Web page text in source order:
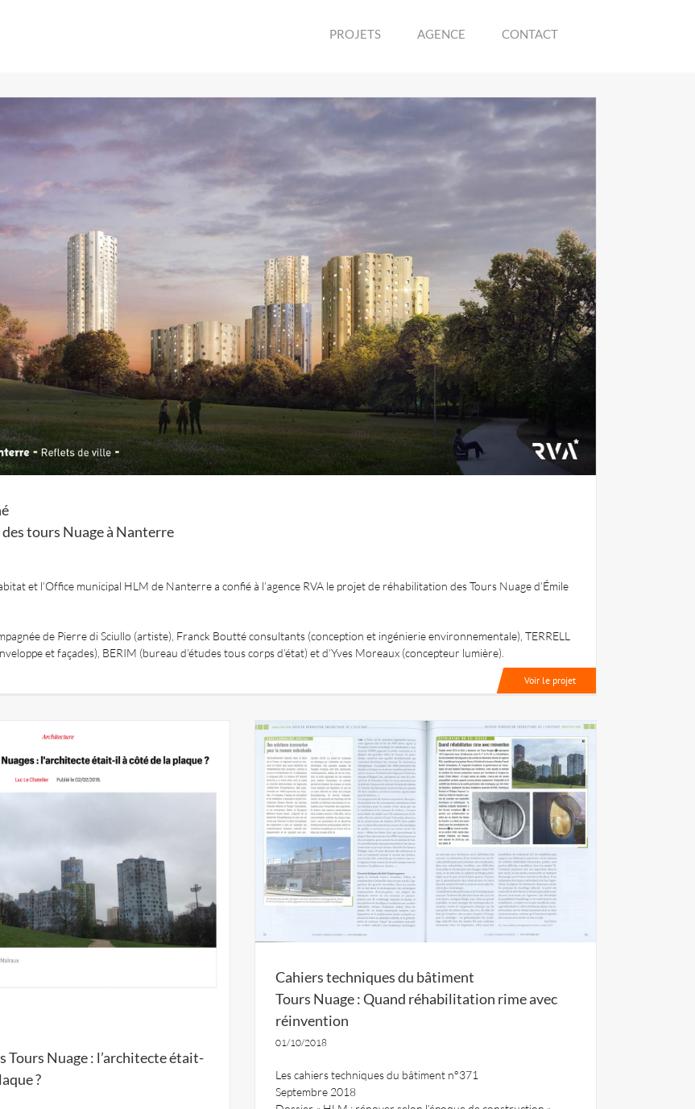
PROJETS AGENCE CONTACT
tours Nuage à Nanterre
et l’Office municipal HLM de Nanterre a confié à l’agence RVA le projet de réhabilitation des Tours Nuage d’Émile
de Pierre di Sciullo (artiste), Franck Boutté consultants (conception et ingénierie environnementale), TERRELL
et façades), BERIM (bureau d’études tous corps d’état) et d’Yves Moreaux (concepteur lumière).
Voir le projet
Tours Nuage : l’architecte était-
?
Cahiers techniques du bâtiment
Tours Nuage : Quand réhabilitation rime avec
réinvention
01/10/2018
Les cahiers techniques du bâtiment n°371
Septembre 2018